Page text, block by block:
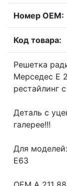
Номер OEM:
Код товара:
Решетка
Мерседес Е
рестайлинг
Деталь с
галерее!!!
Для
E63